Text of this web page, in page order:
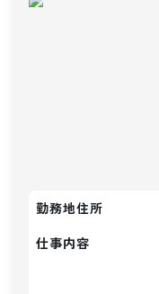
勤務地住所
仕事内容